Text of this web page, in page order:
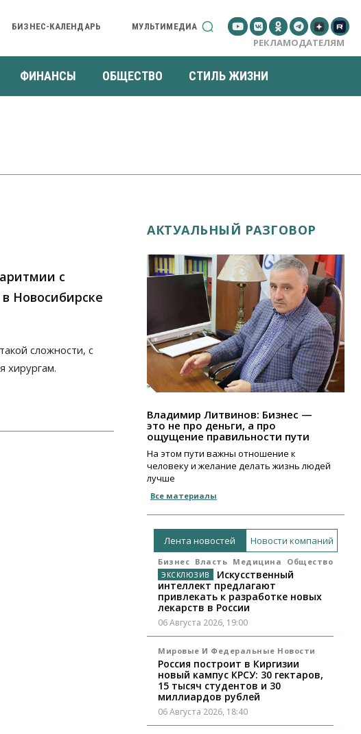
БИЗНЕС-КАЛЕНДАРЬ МУЛЬТИМЕДИА
РЕКЛАМОДАТЕЛЯМ
ФИНАНСЫ ОБЩЕСТВО СТИЛЬ ЖИЗНИ
с
Новосибирске
сложности, с
хирургам.
АКТУАЛЬНЫЙ РАЗГОВОР
Владимир Литвинов: Бизнес —
это не про деньги, а про
ощущение правильности пути
На этом пути важны отношение к
человеку и желание делать жизнь людей
лучше
Все материалы
Лента новостей Новости компаний
Бизнес Власть Медицина Общество
Искусственный
интеллект предлагают
привлекать к разработке новых
лекарств в России
06 Августа 2026, 19:00
Мировые И Федеральные Новости
Россия построит в Киргизии
новый кампус КРСУ: 30 гектаров,
15 тысяч студентов и 30
миллиардов рублей
06 Августа 2026, 18:40